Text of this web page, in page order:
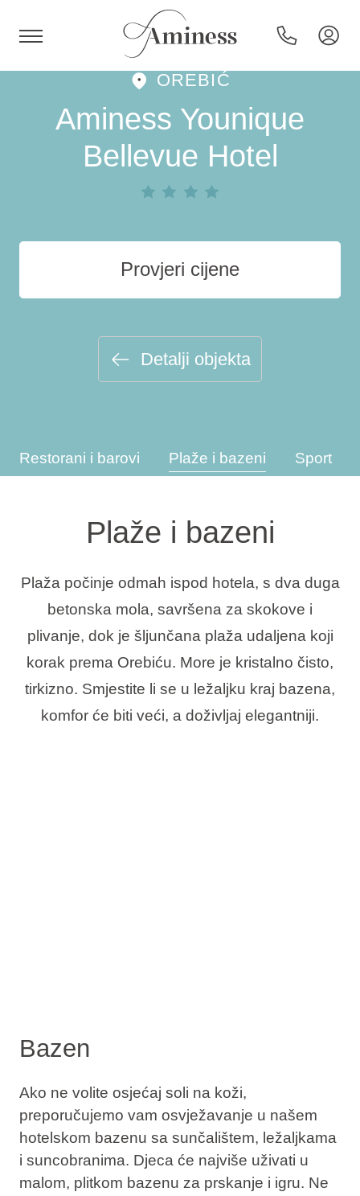
Hoteli i resorti
Kampovi
Destinacije
Interesi
Brandovi
OREBIĆ
Aminess Younique
Bellevue Hotel
Provjeri cijene
Detalji objekta
Restorani i barovi Plaže i bazeni Sport
Plaže i bazeni
Plaža počinje odmah ispod hotela, s dva duga
betonska mola, savršena za skokove i
plivanje, dok je šljunčana plaža udaljena koji
korak prema Orebiću. More je kristalno čisto,
tirkizno. Smjestite li se u ležaljku kraj bazena,
komfor će biti veći, a doživljaj elegantniji.
Bazen
Ako ne volite osjećaj soli na koži,
preporučujemo vam osvježavanje u našem
hotelskom bazenu sa sunčalištem, ležaljkama
i suncobranima. Djeca će najviše uživati u
malom, plitkom bazenu za prskanje i igru. Ne